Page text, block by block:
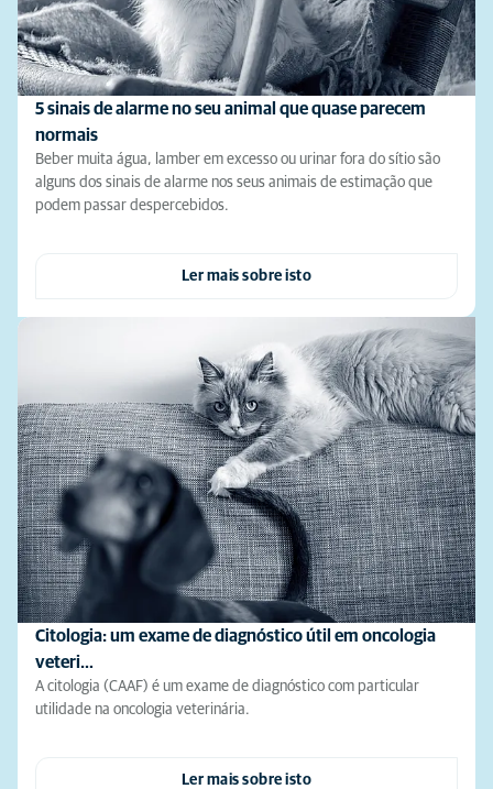
5 sinais de alarme no seu animal que quase parecem
normais
Beber muita água, lamber em excesso ou urinar fora do sítio são
alguns dos sinais de alarme nos seus animais de estimação que
podem passar despercebidos.
Ler mais sobre isto
Citologia: um exame de diagnóstico útil em oncologia
veteri…
A citologia (CAAF) é um exame de diagnóstico com particular
utilidade na oncologia veterinária.
Ler mais sobre isto